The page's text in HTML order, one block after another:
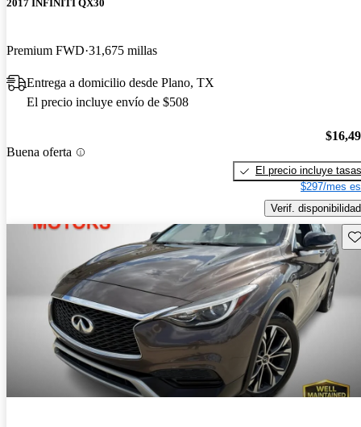
2017 INFINITI QX30
Premium FWD 31,675 millas
Entrega a domicilio desde Plano, TX
El precio incluye envío de $508
Buena oferta
El precio incluye tasas
$297/mes
Verif. disponibilidad